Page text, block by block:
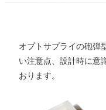
オプトサプライの砲弾
い注意点、設計時に意
おります。